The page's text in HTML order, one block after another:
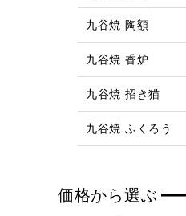
九谷焼 陶額
九谷焼 香炉
九谷焼 招き猫
九谷焼 ふくろう
価格から選ぶ